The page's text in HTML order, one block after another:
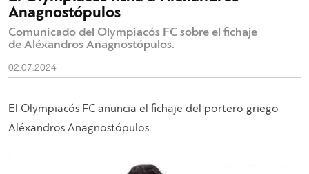
Anagnostópulos
Comunicado del Olympiacós FC sobre el fichaje
de Aléxandros Anagnostópulos.
02.07.2024
El Olympiacós FC anuncia el fichaje del portero griego
Aléxandros Anagnostópulos.